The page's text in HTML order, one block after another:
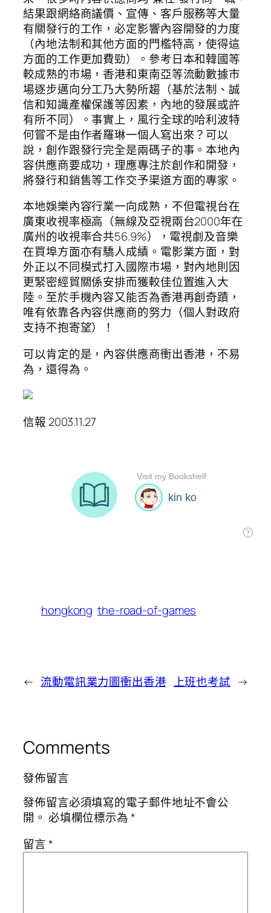
結果跟網絡商議價、宣傳、客戶服務等大量
有關發行的工作，必定影響內容開發的力度
（內地法制和其他方面的門檻特高，使得這
方面的工作更加費勁）。參考日本和韓國等
較成熟的市場，香港和東南亞等流動數據市
場逐步邁向分工乃大勢所趨（基於法制、誠
信和知識產權保護等因素，內地的發展或許
有所不同）。事實上，風行全球的哈利波特
何嘗不是由作者羅琳一個人寫出來？可以
說，創作跟發行完全是兩碼子的事。本地內
容供應商要成功，理應專注於創作和開發，
將發行和銷售等工作交予渠道方面的專家。
本地娛樂內容行業一向成熟，不但電視台在
廣東收視率極高（無線及亞視兩台2000年在
廣州的收視率合共56.9%），電視劇及音樂
在買埠方面亦有驕人成績。電影業方面，對
外正以不同模式打入國際市場，對內地則因
更緊密經貿關係安排而獲較佳位置進入大
陸。至於手機內容又能否為香港再創奇蹟，
唯有依靠各內容供應商的努力（個人對政府
支持不抱寄望）！
可以肯定的是，內容供應商衝出香港，不易
為，還得為。
信報 2003.11.27
hongkong the-road-of-games
← 流動電訊業力圖衝出香港 上班也考試 →
Comments
發佈留言
發佈留言必須填寫的電子郵件地址不會公
開。 必填欄位標示為*
留言*